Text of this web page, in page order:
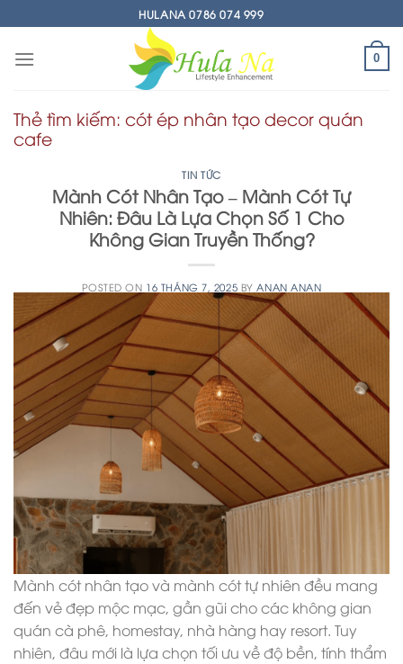
to
content
HULANA 0786 074 999
0
Thẻ tìm kiếm: cót ép nhân tạo decor quán
cafe
TIN TỨC
Mành Cót Nhân Tạo – Mành Cót Tự
Nhiên: Đâu Là Lựa Chọn Số 1 Cho
Không Gian Truyền Thống?
POSTED ON 16 THÁNG 7, 2025 BY ANAN ANAN
Mành cót nhân tạo và mành cót tự nhiên đều mang
đến vẻ đẹp mộc mạc, gần gũi cho các không gian
quán cà phê, homestay, nhà hàng hay resort. Tuy
nhiên, đâu mới là lựa chọn tối ưu về độ bền, tính thẩm